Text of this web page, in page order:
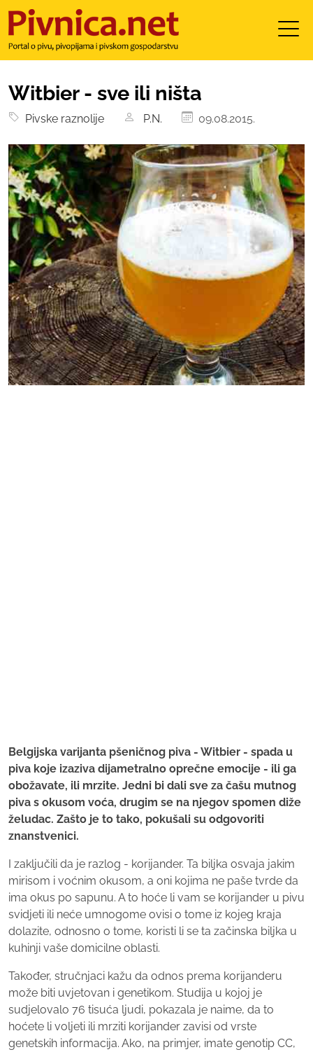
Witbier - sve ili ništa
Pivske raznolije P.N. 09.08.2015.
Belgijska varijanta pšeničnog piva - Witbier - spada u
piva koje izaziva dijametralno oprečne emocije - ili ga
obožavate, ili mrzite. Jedni bi dali sve za čašu mutnog
piva s okusom voća, drugim se na njegov spomen diže
želudac. Zašto je to tako, pokušali su odgovoriti
znanstvenici.
I zaključili da je razlog - korijander. Ta biljka osvaja jakim
mirisom i voćnim okusom, a oni kojima ne paše tvrde da
ima okus po sapunu. A to hoće li vam se korijander u pivu
svidjeti ili neće umnogome ovisi o tome iz kojeg kraja
dolazite, odnosno o tome, koristi li se ta začinska biljka u
kuhinji vaše domicilne oblasti.
Također, stručnjaci kažu da odnos prema korijanderu
može biti uvjetovan i genetikom. Studija u kojoj je
sudjelovalo 76 tisuća ljudi, pokazala je naime, da to
hoćete li voljeti ili mrziti korijander zavisi od vrste
genetskih informacija. Ako, na primjer, imate genotip CC,